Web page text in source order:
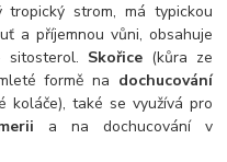
tropický strom, má typickou
a příjemnou vůni, obsahuje
sitosterol. Skořice (kůra ze
formě na dochucování
koláče), také se využívá pro
a na dochucování v